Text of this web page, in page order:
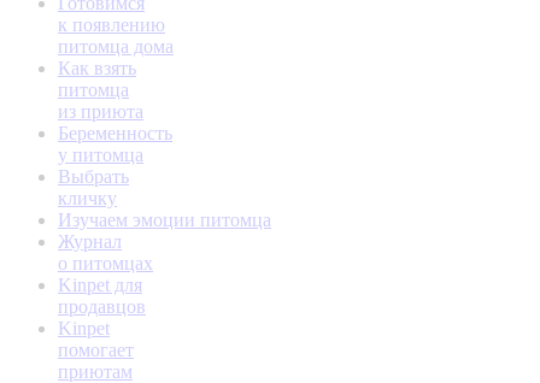
к появлению
питомца дома
Как взять
питомца
из приюта
Беременность
у питомца
Выбрать
кличку
Изучаем эмоции питомца
Журнал
о питомцах
Kinpet для
продавцов
Kinpet
помогает
приютам